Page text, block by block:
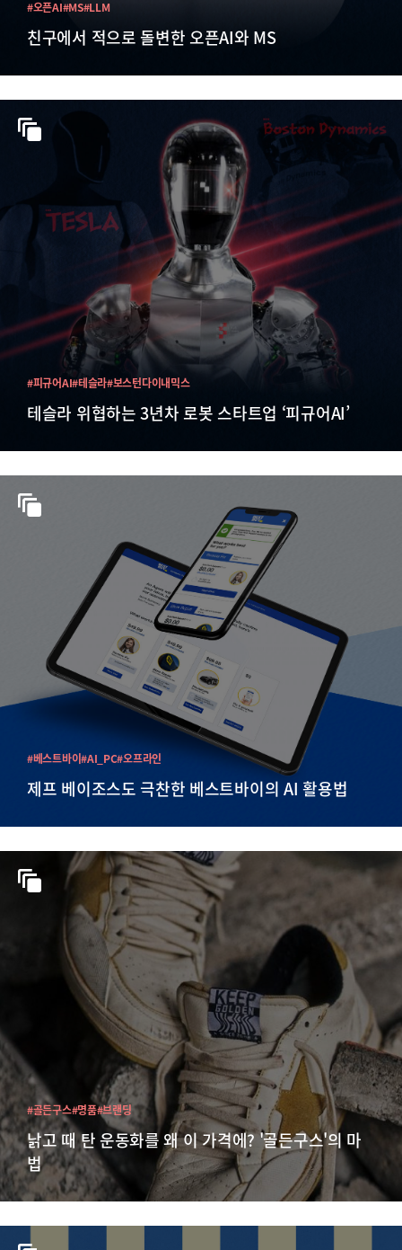
친구에서 적으로 돌변한 오픈AI와 MS
#오픈AI#MS#LLM
테슬라 위협하는 3년차 로봇 스타트업 ‘피규어AI’
#피규어AI#테슬라#보스턴다이내믹스
제프 베이조스도 극찬한 베스트바이의 AI 활용법
#베스트바이#AI_PC#오프라인
낡고 때 탄 운동화를 왜 이 가격에? '골든구스'의 마
법
#골든구스#명품#브랜딩